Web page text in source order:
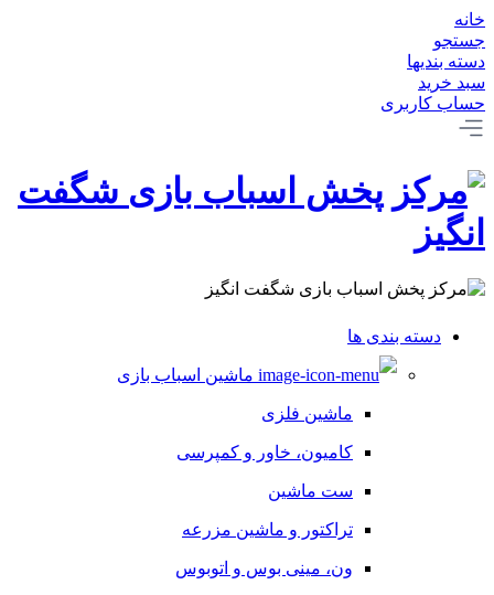
خانه
جستجو
دسته بندیها
سبد خرید
حساب کاربری
دسته بندی ها
ماشین اسباب بازی
ماشین فلزی
کامیون، خاور و کمپرسی
ست ماشین
تراکتور و ماشین مزرعه
ون، مینی بوس و اتوبوس